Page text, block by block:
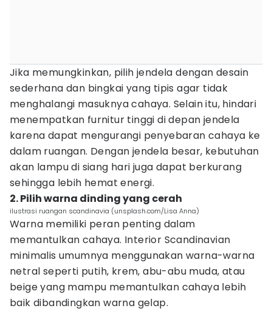
Jika memungkinkan, pilih jendela dengan desain
sederhana dan bingkai yang tipis agar tidak
menghalangi masuknya cahaya. Selain itu, hindari
menempatkan furnitur tinggi di depan jendela
karena dapat mengurangi penyebaran cahaya ke
dalam ruangan. Dengan jendela besar, kebutuhan
akan lampu di siang hari juga dapat berkurang
sehingga lebih hemat energi.
2. Pilih warna dinding yang cerah
ilustrasi ruangan scandinavia (unsplash.com/Lisa Anna)
Warna memiliki peran penting dalam
memantulkan cahaya. Interior Scandinavian
minimalis umumnya menggunakan warna-warna
netral seperti putih, krem, abu-abu muda, atau
beige yang mampu memantulkan cahaya lebih
baik dibandingkan warna gelap.